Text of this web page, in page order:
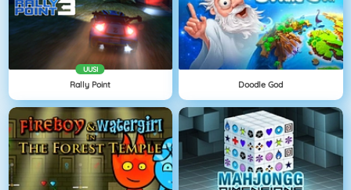
UUSI
Rally Point Doodle God